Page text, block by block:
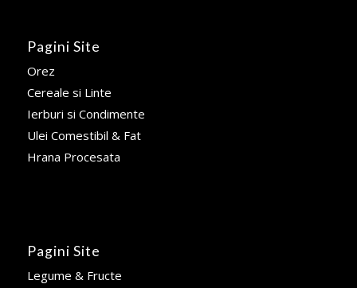
Pagini Site
Orez
Cereale si Linte
Ierburi si Condimente
Ulei Comestibil & Fat
Hrana Procesata
Pagini Site
Legume & Fructe